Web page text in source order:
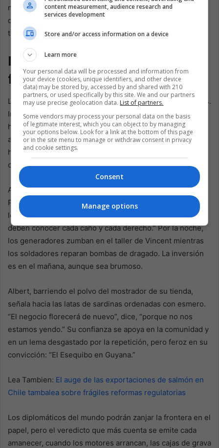
memorizan rutas de evacuación—pruebas silenciosas de
que los lejanos salones de La Haya aún no traen
tranquilidad.
En espera de La Haya—y del
futuro
La decisión final de la CIJ podría llegar en 2026 o después.
Incluso un fallo contundente podría provocar fricciones;
hay precedentes de que el perdedor reaccione con mayor
agresividad tras la derrota judicial. Para los 125.000
habitantes del Esequibo, la planificación termina donde
comienza esa incertidumbre.
Aun así, la frontera respira resiliencia. La maestra Mary
Peters reabre su clase tras cada falsa alarma, enseñando
lectura de mapas junto con matemáticas: “Nuestros niños
deben conocer cada caño y cada derecho.” Por la noche,
los generadores zumban en el taller de Vincent mientras
los soldadores reparan bombas de dragado. La inversión
es en el mañana, aunque sea brumoso.
Albert, barriendo el polvo del mostrador de su tienda,
señala hacia las latas de sardinas ordenadas con esmero.
“El negocio florecerá de nuevo”, dice, “porque no nos
estamos yendo.” Su confianza se apoya en la comunidad y
en un lema desgastado por la repetición, pero feroz en su
convicción: “El Esequibo en Guyana.”
Lea Tambien: El auge de las exportaciones de salmón en
Chile tambalea sobre frágiles reformas regulatorias
Los diplomáticos del mundo podrán zanjar la frontera en el
papel, pero el veredicto que más cuenta se emite cada
amanecer, cuando los motores arrancan, las cajas de grava
content measurement, audience research and
services development
Store and/or access information on a device
Learn more
Your personal data will be processed and information from
your device (cookies, unique identifiers, and other device
data) may be stored by, accessed by and shared with 210
partners, or used specifically by this site. We and our partners
may use precise geolocation data. List of partners.
Some vendors may process your personal data on the basis
of legitimate interest, which you can object to by managing
your options below. Look for a link at the bottom of this page
or in the site menu to manage or withdraw consent in privacy
and cookie settings.
Consent
Manage options